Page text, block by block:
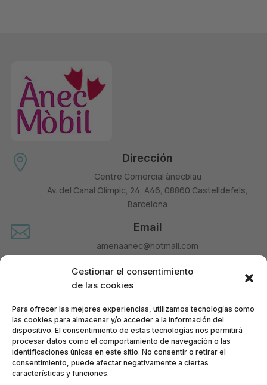
Gestionar el consentimiento
de las cookies
Para ofrecer las mejores experiencias, utilizamos tecnologías como
las cookies para almacenar y/o acceder a la información del
dispositivo. El consentimiento de estas tecnologías nos permitirá
procesar datos como el comportamiento de navegación o las
identificaciones únicas en este sitio. No consentir o retirar el
consentimiento, puede afectar negativamente a ciertas
características y funciones.
 Dirección
Centre Comercial ànecblau
Av. del Canal Olímpic, 24, A46, 08860 Castelldefels,
Barcelona
 Email
amenaanec@hotmail.com
Teléfono
660 677 963